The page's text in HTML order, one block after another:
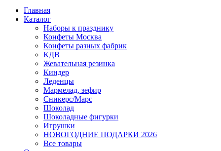
Главная
Каталог
Наборы к празднику
Конфеты Москва
Конфеты разных фабрик
КДВ
Жевательная резинка
Киндер
Леденцы
Мармелад, зефир
Сникерс/Марс
Шоколад
Шоколадные фигурки
Игрушки
НОВОГОДНИЕ ПОДАРКИ 2026
Все товары